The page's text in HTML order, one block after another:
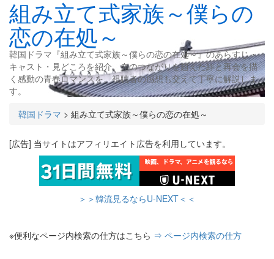
組み立て式家族～僕らの
恋の在処～
韓国ドラマ『組み立て式家族～僕らの恋の在処～』のあらすじ・
キャスト・見どころを紹介。血のつながりを超えた絆と再会を描
く感動の青春ロマンスを、視聴者の感想も交えて丁寧に解説しま
す。
韓国ドラマ > 組み立て式家族～僕らの恋の在処～
[広告] 当サイトはアフィリエイト広告を利用しています。
＞＞韓流見るならU-NEXT＜＜
※便利なページ内検索の仕方はこちら ⇒ ページ内検索の仕方